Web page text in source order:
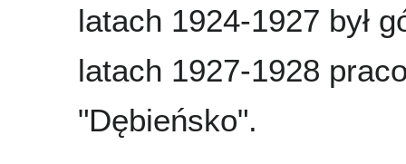
latach 1924-1927 był
latach 1927-1928
"Dębieńsko".